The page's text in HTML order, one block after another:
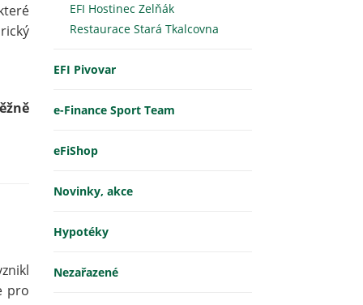
pro
EFI Hostinec Zelňák
Restaurace Stará Tkalcovna
EFI Pivovar
e-Finance Sport Team
eFiShop
Novinky, akce
Hypotéky
Nezařazené